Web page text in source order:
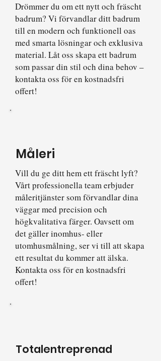
​Drömmer du om ett nytt och fräscht
badrum? Vi förvandlar ditt badrum
till en modern och funktionell oas
med smarta lösningar och exklusiva
material. Låt oss skapa ett badrum
som passar din stil och dina behov –
kontakta oss för en kostnadsfri
offert!
Måleri
​Vill du ge ditt hem ett fräscht lyft?
Vårt professionella team erbjuder
måleritjänster som förvandlar dina
väggar med precision och
högkvalitativa färger. Oavsett om
det gäller inomhus- eller
utomhusmålning, ser vi till att skapa
ett resultat du kommer att älska.
Kontakta oss för en kostnadsfri
offert!
Totalentreprenad